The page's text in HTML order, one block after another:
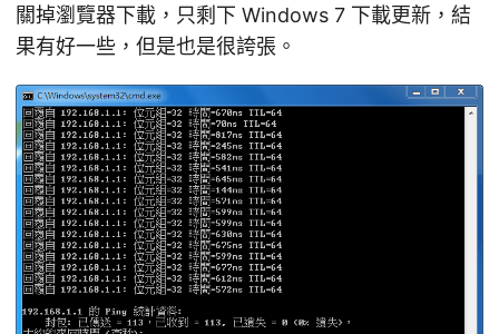
關掉瀏覽器下載，只剩下 Windows 7 下載更新，結
果有好一些，但是也是很誇張。